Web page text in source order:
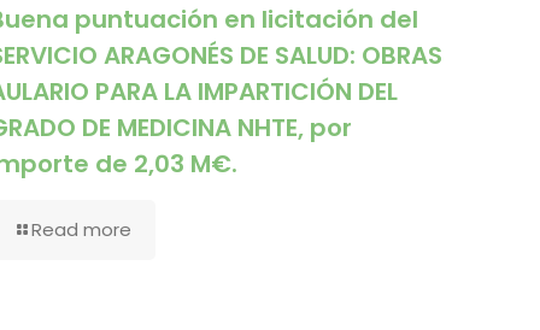
puntuación en licitación del
ARAGONÉS DE SALUD: OBRAS
PARA LA IMPARTICIÓN DEL
DE MEDICINA NHTE, por
de 2,03 M€.
Read more